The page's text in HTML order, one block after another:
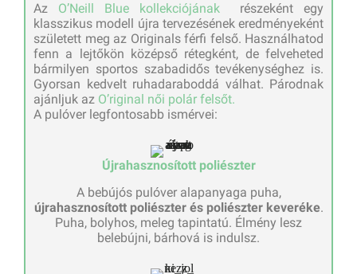
Az O’Neill Blue kollekciójánakrészeként egy
klasszikus modell újra tervezésének eredményeként
született meg az Originals férfi felső. Használhatod
fenn a lejtőkön középső rétegként, de felveheted
bármilyen sportos szabadidős tevékenységhez is.
Gyorsan kedvelt ruhadaraboddá válhat. Párodnak
ajánljuk az O’riginal női polár felsőt.
A pulóver legfontosabb ismérvei:
Újrahasznosított poliészter
A bebújós pulóver alapanyaga puha,
újrahasznosított poliészter és poliészter keveréke.
Puha, bolyhos, meleg tapintatú. Élmény lesz
belebújni, bárhová is indulsz.